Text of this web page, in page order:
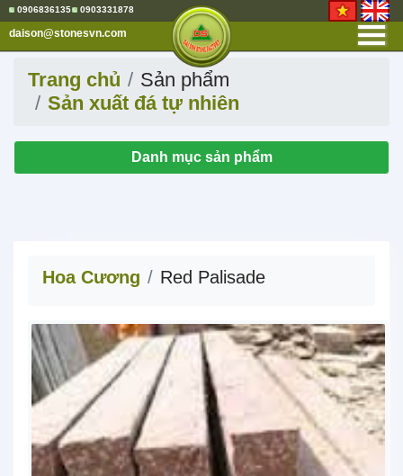
GIỚI THIỆU
NHÀ MÁY
MỎ ĐÁ
SẢN PHẨM
Bluestone - Mosaic
Bông
Gạch Terrazzo - Gạch Ngói
Sắt Thép - Xi Măng Trắng
Vật Liệu Trang Trí Nội Thất
TIN TỨC
LIÊN HỆ
Trang chủ
Sản phẩm
Sản xuất đá tự nhiên
Danh mục sản phẩm
Hoa Cương Red Palisade
daison@stonesvn.com
0903331878
0906836135